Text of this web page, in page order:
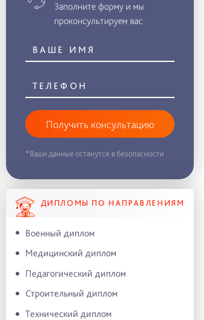
Заполните форму и мы
проконсультируем вас
Получить консультацию
*Ваши данные останутся в безопасности
ДИПЛОМЫ ПО НАПРАВЛЕНИЯМ
Военный диплом
Медицинский диплом
Педагогический диплом
Строительный диплом
Технический диплом